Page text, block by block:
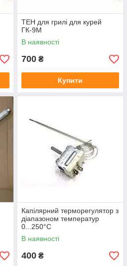
ТЕН для грилі для курей
ГК-9М
В наявності
700 ₴
Купити
Капілярний терморегулятор з
діапазоном температур
0...250°C
В наявності
400 ₴